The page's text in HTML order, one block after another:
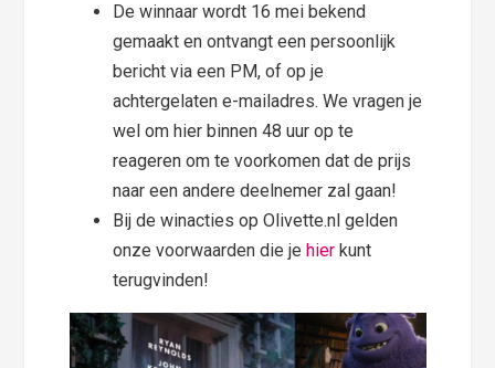
De winnaar wordt 16 mei bekend
gemaakt en ontvangt een persoonlijk
bericht via een PM, of op je
achtergelaten e-mailadres. We vragen je
wel om hier binnen 48 uur op te
reageren om te voorkomen dat de prijs
naar een andere deelnemer zal gaan!
Bij de winacties op Olivette.nl gelden
onze voorwaarden die je hier kunt
terugvinden!